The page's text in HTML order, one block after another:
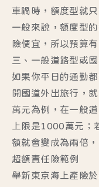
車禍時，額度型就
一般來說，額度型
險便宜，所以預算
三、一般道路型或
如果你平日的通勤
開國道外出旅行，
萬元為例，在一般
上限是1000萬元；
額就會變成為兩倍
超額責任險範例
舉新東京海上產險